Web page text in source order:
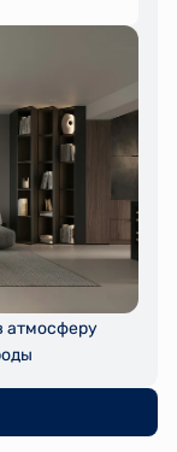
атмосферу